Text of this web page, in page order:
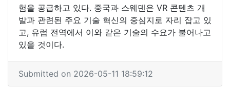
험을 공급하고 있다. 중국과 스웨덴은 VR 콘텐츠 개
발과 관련된 주요 기술 혁신의 중심지로 자리 잡고 있
고, 유럽 전역에서 이와 같은 기술의 수요가 불어나고
있을 것이다.
Submitted on 2026-05-11 18:59:12